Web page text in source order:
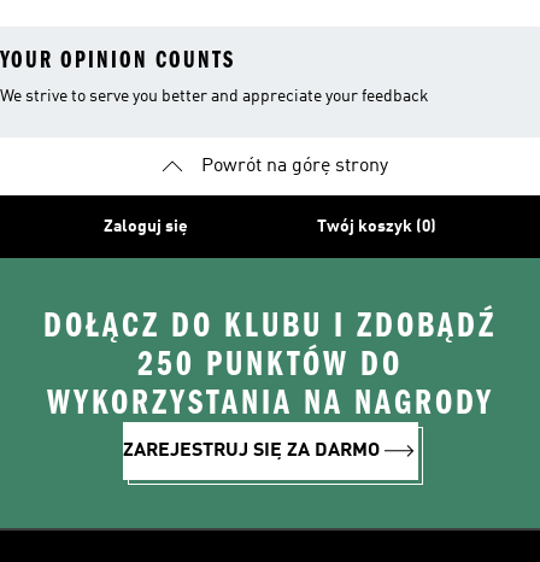
YOUR OPINION COUNTS
We strive to serve you better and appreciate your feedback
Powrót na górę strony
Zaloguj się Twój koszyk (0)
DOŁĄCZ DO KLUBU I ZDOBĄDŹ
250 PUNKTÓW DO
WYKORZYSTANIA NA NAGRODY
ZAREJESTRUJ SIĘ ZA DARMO